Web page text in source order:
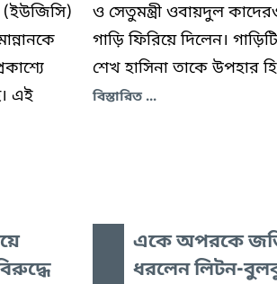
(ইউজিসি)
এই
ও সেতুমন্ত্রী ওবায়দুল
গাড়ি ফিরিয়ে দিলেন। গাড়িটি
শেখ হাসিনা তাকে উপহার
বিস্তারিত ...
একে অপরকে
ধরলেন লিটন-